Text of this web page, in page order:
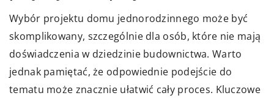
Wybór projektu domu jednorodzinnego może być
skomplikowany, szczególnie dla osób, które nie mają
doświadczenia w dziedzinie budownictwa. Warto
jednak pamiętać, że odpowiednie podejście do
tematu może znacznie ułatwić cały proces. Kluczowe